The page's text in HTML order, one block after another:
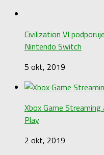
Civilization VI
Nintendo Switch
5 okt, 2019
Xbox Game
Play
2 okt, 2019